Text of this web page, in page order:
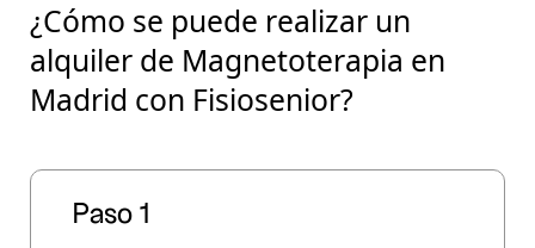
¿Cómo se puede realizar un
alquiler de Magnetoterapia en
Madrid con Fisiosenior?
Paso 1